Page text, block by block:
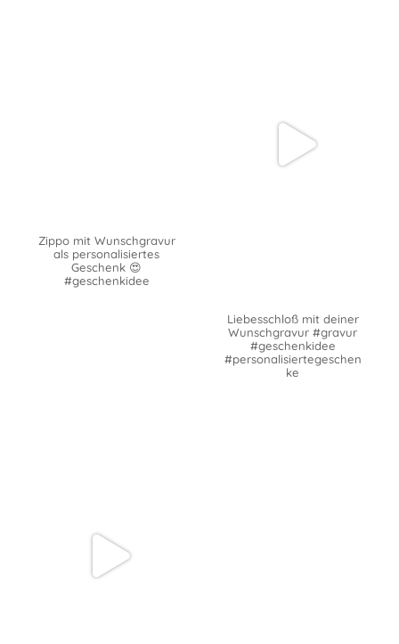
Zippo mit Wunschgravur
als personalisiertes
Geschenk 😍
#geschenkidee
Liebesschloß mit deiner
Wunschgravur #gravur
#geschenkidee
#personalisiertegeschen
ke